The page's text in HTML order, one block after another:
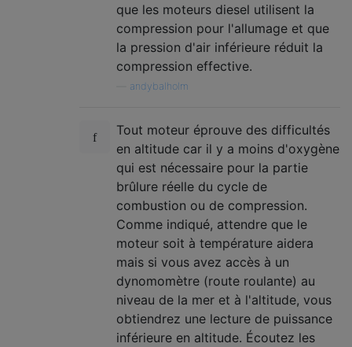
que les moteurs diesel utilisent la
compression pour l'allumage et que
la pression d'air inférieure réduit la
compression effective.
andybalholm
Tout moteur éprouve des difficultés
en altitude car il y a moins d'oxygène
qui est nécessaire pour la partie
brûlure réelle du cycle de
combustion ou de compression.
Comme indiqué, attendre que le
moteur soit à température aidera
mais si vous avez accès à un
dynomomètre (route roulante) au
niveau de la mer et à l'altitude, vous
obtiendrez une lecture de puissance
inférieure en altitude. Écoutez les